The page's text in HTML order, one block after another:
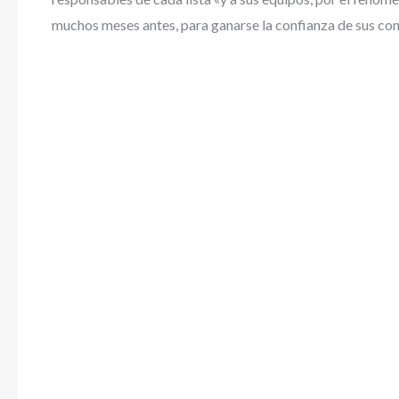
muchos meses antes, para ganarse la confianza de sus